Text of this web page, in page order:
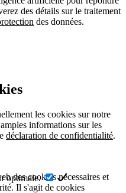
des détails sur le traitement
des données.
les cookies sur notre
informations sur les
déclaration de confidentialité.
des cookies nécessaires et
Il s'agit de cookies
optimale.